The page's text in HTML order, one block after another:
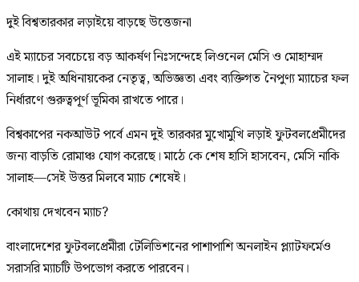
দুই বিশ্বতারকার লড়াইয়ে বাড়ছে উত্তেজনা
এই ম্যাচের সবচেয়ে বড় আকর্ষণ নিঃসন্দেহে লিওনেল মেসি ও মোহাম্মদ
সালাহ। দুই অধিনায়কের নেতৃত্ব, অভিজ্ঞতা এবং ব্যক্তিগত নৈপুণ্য ম্যাচের ফল
নির্ধারণে গুরুত্বপূর্ণ ভূমিকা রাখতে পারে।
বিশ্বকাপের নকআউট পর্বে এমন দুই তারকার মুখোমুখি লড়াই ফুটবলপ্রেমীদের
জন্য বাড়তি রোমাঞ্চ যোগ করেছে। মাঠে কে শেষ হাসি হাসবেন, মেসি নাকি
সালাহ—সেই উত্তর মিলবে ম্যাচ শেষেই।
কোথায় দেখবেন ম্যাচ?
বাংলাদেশের ফুটবলপ্রেমীরা টেলিভিশনের পাশাপাশি অনলাইন প্ল্যাটফর্মেও
সরাসরি ম্যাচটি উপভোগ করতে পারবেন।